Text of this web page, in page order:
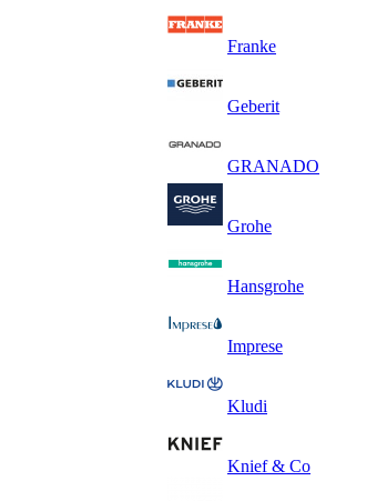
Franke
Geberit
GRANADO
Grohe
Hansgrohe
Imprese
Kludi
Knief & Co